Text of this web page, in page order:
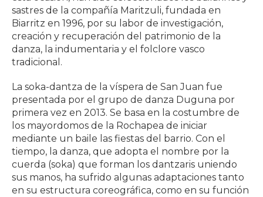
sastres de la compañía Maritzuli, fundada en
Biarritz en 1996, por su labor de investigación,
creación y recuperación del patrimonio de la
danza, la indumentaria y el folclore vasco
tradicional.
La soka-dantza de la víspera de San Juan fue
presentada por el grupo de danza Duguna por
primera vez en 2013. Se basa en la costumbre de
los mayordomos de la Rochapea de iniciar
mediante un baile las fiestas del barrio. Con el
tiempo, la danza, que adopta el nombre por la
cuerda (soka) que forman los dantzaris uniendo
sus manos, ha sufrido algunas adaptaciones tanto
en su estructura coreográfica, como en su función